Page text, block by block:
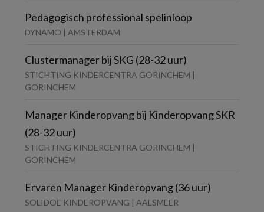
Pedagogisch professional spelinloop
DYNAMO | AMSTERDAM
Clustermanager bij SKG (28-32 uur)
STICHTING KINDERCENTRA GORINCHEM |
GORINCHEM
Manager Kinderopvang bij Kinderopvang SKR
(28-32 uur)
STICHTING KINDERCENTRA GORINCHEM |
GORINCHEM
Ervaren Manager Kinderopvang (36 uur)
SOLIDOE KINDEROPVANG | AALSMEER